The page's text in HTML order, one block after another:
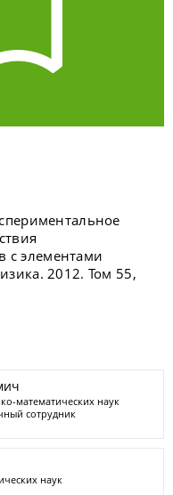
с элементами
2012. Том 55,
математических наук
сотрудник
наук